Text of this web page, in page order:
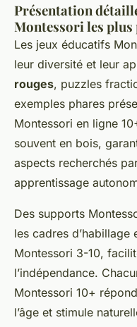
Présentation
Montessori les
Les jeux éducatifs
leur diversité et leur
rouges, puzzles
exemples phares
Montessori en ligne
souvent en bois,
aspects recherchés
apprentissage
Des supports
les cadres
Montessori 3-10,
l’indépendance.
Montessori 10+
l’âge et stimule